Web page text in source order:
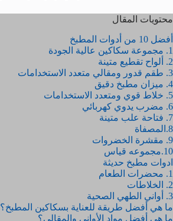
محتويات المقال
أفضل 10 من أدوات المطبخ
1. مجموعة سكاكين عالية الجودة
2. ألواح تقطيع متينة
3. طقم قدور ومقالي متعدد الاستخدامات
4. ميزان مطبخ دقيق
5. خلاط قوي ومتعدد الاستخدامات
6. مضرب يدوي كهربائي
7. فتاحة علب متينة
8.المصفاة
9. مقشرة الخضروات
10.مجموعه قياس
ادوات مطبخ حديثة
1. محضرات الطعام
2. الخلاطات
3. أواني الطهي الصحية
ما هي أفضل طريقة للعناية بسكاكين المطبخ؟
ما هي أفضل مواد الأواني والمقالي؟